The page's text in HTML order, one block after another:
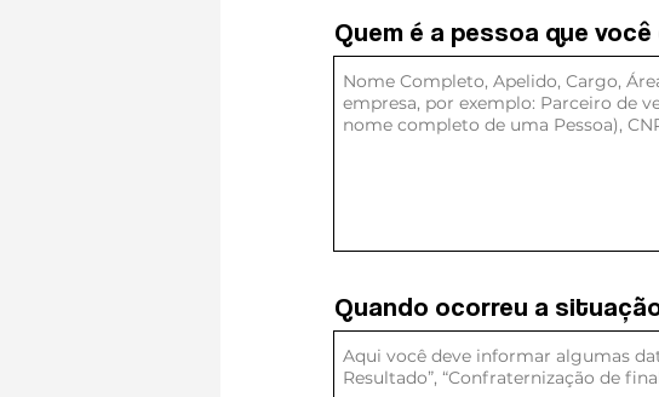
Quem é a pessoa que
Quando ocorreu a
Quem é a pessoa que
Quando ocorreu a